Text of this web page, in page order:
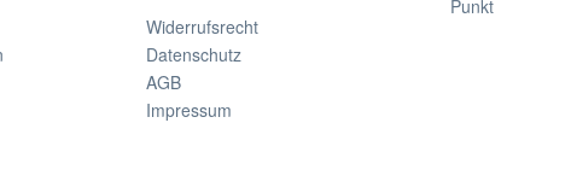
Widerrufsrecht
Datenschutz
AGB
Impressum